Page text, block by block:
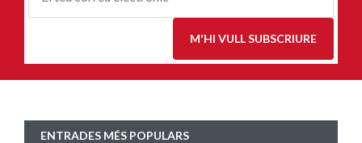
M'HI VULL SUBSCRIURE
ENTRADES MÉS POPULARS